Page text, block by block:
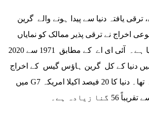
یافتہ دنیا سے پیدا ہونے والے گرین
اخراج نے ترقی پذیر ممالک کو نمایاں
طور پر پیچھے چھوڑ دیا ہے۔ آئی ای اے کے مطابق 1971 سے 2020
دنیا کے کل گرین ہاؤس گیس کے اخراج
میں G7 کا حصہ 34.5 فی صد تھا۔ دنیا کا 20 فیصد اکیلا امریکہ
زیادہ ہے۔